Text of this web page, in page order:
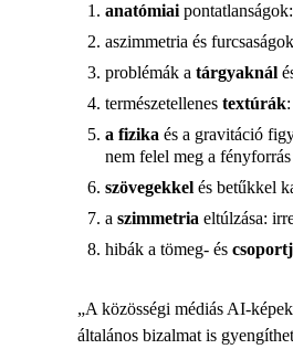
anatómiai
aszimmetria és
problémák a tárgyaknál
természetellenes textúrák
a fizika és a gravitáció
nem felel meg a
szövegekkel és betűkkel
a szimmetria eltúlzása:
hibák a tömeg- és
„A közösségi médiás AI-
általános bizalmat is